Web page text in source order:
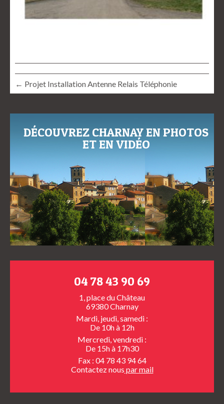
← Projet Installation Antenne Relais Téléphonie
DÉCOUVREZ CHARNAY EN PHOTOS
ET EN VIDÉO
04 78 43 90 69
1, place du Château
69380 Charnay
Mardi, jeudi, samedi :
De 10h à 12h
Mercredi, vendredi :
De 15h à 17h30
Fax : 04 78 43 94 64
Contactez nous par mail